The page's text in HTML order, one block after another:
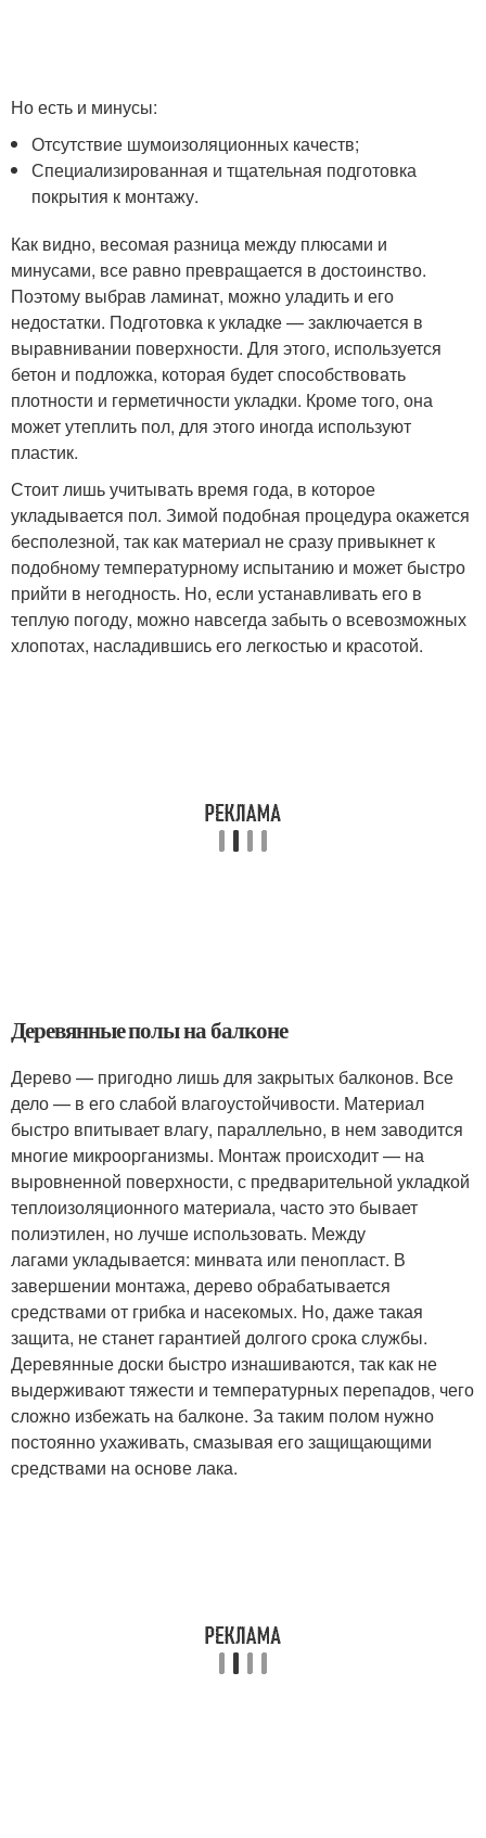
Но есть и минусы:
Отсутствие шумоизоляционных качеств;
Специализированная и тщательная подготовка
покрытия к монтажу.
Как видно, весомая разница между плюсами и
минусами, все равно превращается в достоинство.
Поэтому выбрав ламинат, можно уладить и его
недостатки. Подготовка к укладке — заключается в
выравнивании поверхности. Для этого, используется
бетон и подложка, которая будет способствовать
плотности и герметичности укладки. Кроме того, она
может утеплить пол, для этого иногда используют
пластик.
Стоит лишь учитывать время года, в которое
укладывается пол. Зимой подобная процедура окажется
бесполезной, так как материал не сразу привыкнет к
подобному температурному испытанию и может быстро
прийти в негодность. Но, если устанавливать его в
теплую погоду, можно навсегда забыть о всевозможных
хлопотах, насладившись его легкостью и красотой.
Деревянные полы на балконе
Дерево — пригодно лишь для закрытых балконов. Все
дело — в его слабой влагоустойчивости. Материал
быстро впитывает влагу, параллельно, в нем заводится
многие микроорганизмы. Монтаж происходит — на
выровненной поверхности, с предварительной укладкой
теплоизоляционного материала, часто это бывает
полиэтилен, но лучше использовать. Между
лагами укладывается: минвата или пенопласт. В
завершении монтажа, дерево обрабатывается
средствами от грибка и насекомых. Но, даже такая
защита, не станет гарантией долгого срока службы.
Деревянные доски быстро изнашиваются, так как не
выдерживают тяжести и температурных перепадов, чего
сложно избежать на балконе. За таким полом нужно
постоянно ухаживать, смазывая его защищающими
средствами на основе лака.